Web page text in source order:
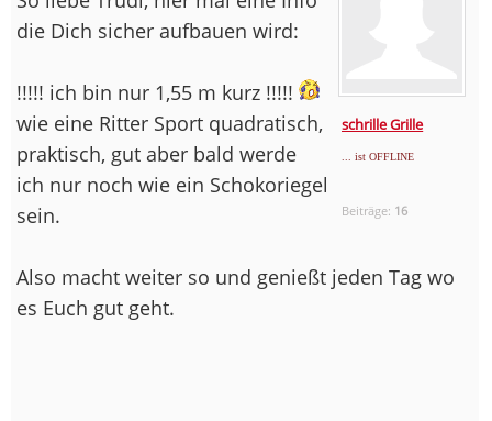
schrille Grille
... ist OFFLINE
Beiträge: 16
die Dich sicher aufbauen wird:
!!!!! ich bin nur 1,55 m kurz !!!!!
wie eine Ritter Sport quadratisch,
praktisch, gut aber bald werde
ich nur noch wie ein Schokoriegel
sein.
Also macht weiter so und genießt jeden Tag wo
es Euch gut geht.